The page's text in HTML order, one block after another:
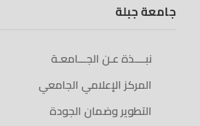
جامعة جبلة
نبــــذة عـن الجـــامعـة
المركز الإعلامي الجامعي
التطوير وضمان الجودة